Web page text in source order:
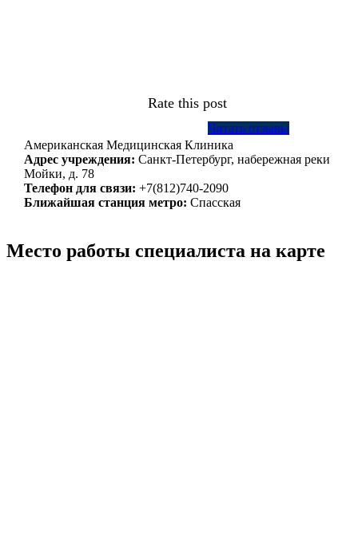
Rate this post
Читать отзывы
Американская Медицинская Клиника
Адрес учреждения: Санкт-Петербург, набережная реки
Мойки, д. 78
Телефон для связи: +7(812)740-2090
Ближайшая станция метро: Спасская
Место работы специалиста на карте